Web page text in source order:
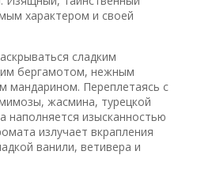
характером и своей
сладким
бергамотом, нежным
мандарином. Переплетаясь с
жасмина, турецкой
наполняется изысканностью
излучает вкрапления
ванили, ветивера и